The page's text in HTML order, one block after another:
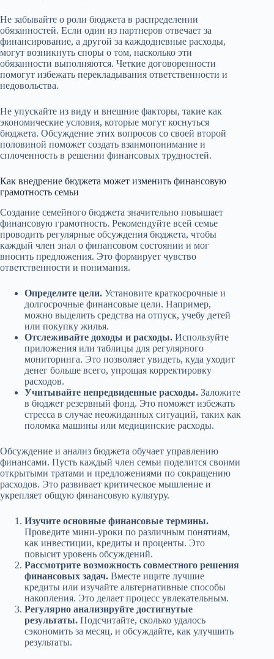
Не забывайте о роли бюджета в распределении
обязанностей. Если один из партнеров отвечает за
финансирование, а другой за каждодневные расходы,
могут возникнуть споры о том, насколько эти
обязанности выполняются. Четкие договоренности
помогут избежать перекладывания ответственности и
недовольства.
Не упускайте из виду и внешние факторы, такие как
экономические условия, которые могут коснуться
бюджета. Обсуждение этих вопросов со своей второй
половиной поможет создать взаимопонимание и
сплоченность в решении финансовых трудностей.
Как внедрение бюджета может изменить финансовую
грамотность семьи
Создание семейного бюджета значительно повышает
финансовую грамотность. Рекомендуйте всей семье
проводить регулярные обсуждения бюджета, чтобы
каждый член знал о финансовом состоянии и мог
вносить предложения. Это формирует чувство
ответственности и понимания.
Определите цели. Установите краткосрочные и
долгосрочные финансовые цели. Например,
можно выделить средства на отпуск, учебу детей
или покупку жилья.
Отслеживайте доходы и расходы. Используйте
приложения или таблицы для регулярного
мониторинга. Это позволяет увидеть, куда уходит
денег больше всего, упрощая корректировку
расходов.
Учитывайте непредвиденные расходы. Заложите
в бюджет резервный фонд. Это поможет избежать
стресса в случае неожиданных ситуаций, таких как
поломка машины или медицинские расходы.
Обсуждение и анализ бюджета обучает управлению
финансами. Пусть каждый член семьи поделится своими
открытыми тратами и предложениями по сокращению
расходов. Это развивает критическое мышление и
укрепляет общую финансовую культуру.
Изучите основные финансовые термины.
Проведите мини-уроки по различным понятиям,
как инвестиции, кредиты и проценты. Это
повысит уровень обсуждений.
Рассмотрите возможность совместного решения
финансовых задач. Вместе ищите лучшие
кредиты или изучайте альтернативные способы
накопления. Это делает процесс увлекательным.
Регулярно анализируйте достигнутые
результаты. Подсчитайте, сколько удалось
сэкономить за месяц, и обсуждайте, как улучшить
результаты.